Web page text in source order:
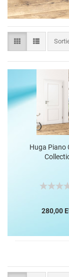
Huga Piano
280,00